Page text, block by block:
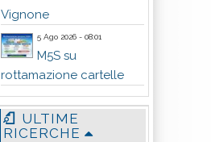
Vignone
5 Ago 2026 - 08:01
M5S su
rottamazione cartelle
ULTIME
RICERCHE